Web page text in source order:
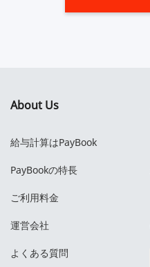
About Us
給与計算はPayBook
PayBookの特長
ご利用料金
運営会社
よくある質問